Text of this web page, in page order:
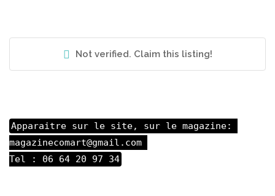
Not verified. Claim this listing!
Apparaitre sur le site, sur le magazine:
magazinecomart@gmail.com
Tel : 06 64 20 97 34